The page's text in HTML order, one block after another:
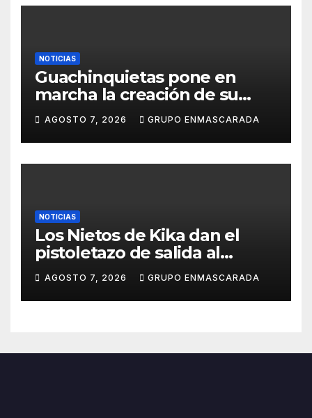
NOTICIAS
Guachinquietas pone en
marcha la creación de su
repertorio para el Carnaval
2027
AGOSTO 7, 2026 GRUPO ENMASCARADA
NOTICIAS
Los Nietos de Kika dan el
pistoletazo de salida al
Carnaval 2027 con el inicio de
sus ensayos
AGOSTO 7, 2026 GRUPO ENMASCARADA